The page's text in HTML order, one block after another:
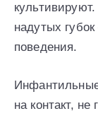
надутых
поведения.
на контакт,